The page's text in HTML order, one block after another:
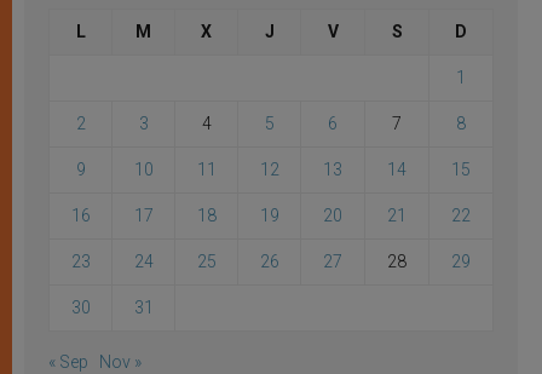
L M X J V S D
1
2 3 4 5 6 7 8
9 10 11 12 13 14 15
16 17 18 19 20 21 22
23 24 25 26 27 28 29
30 31
« Sep Nov »